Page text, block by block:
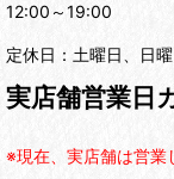
12:00～19:00
定休日：土曜日、日
実店舗営業日
※現在、実店舗は営業